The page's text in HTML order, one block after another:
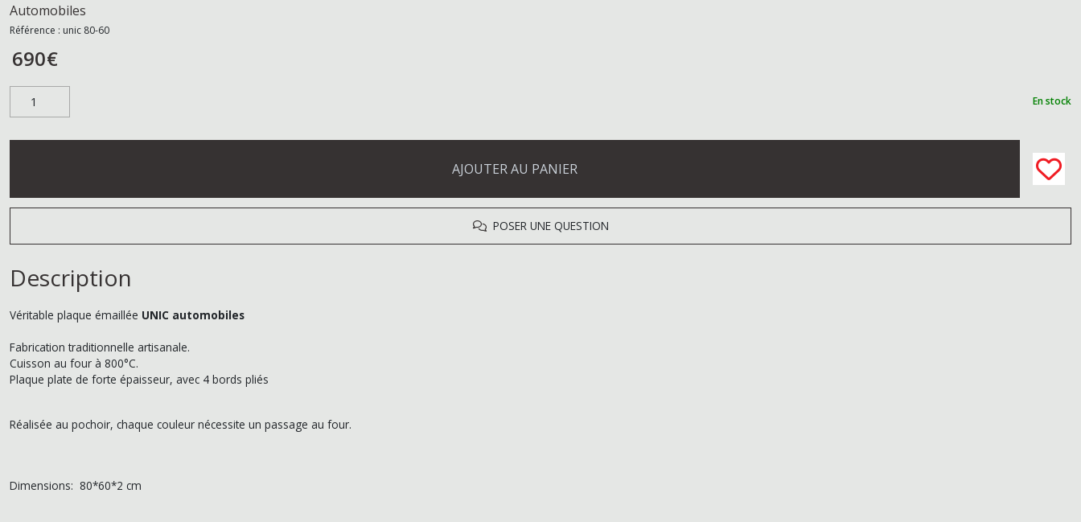
Automobiles
Référence : unic 80-60
690€
En stock
AJOUTER AU PANIER
POSER UNE QUESTION
Description
Véritable plaque émaillée UNIC automobiles
Fabrication traditionnelle artisanale.
Cuisson au four à 800°C.
Plaque plate de forte épaisseur, avec 4 bords pliés
Réalisée au pochoir, chaque couleur nécessite un passage au four.
Dimensions: 80*60*2 cm